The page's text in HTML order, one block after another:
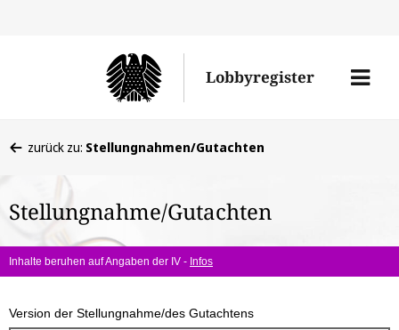
Lobbyregister
Menü
befinden
hier:
zurück zu: Stellungnahmen/Gutachten
Stellungnahme/Gutachten
Inhalte beruhen auf Angaben der IV - Infos
Version der Stellungnahme/des Gutachtens